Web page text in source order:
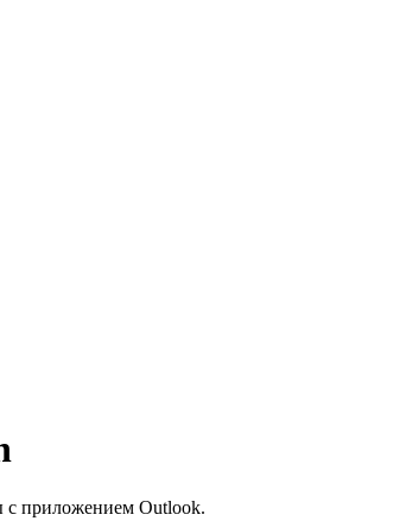
с приложением Outlook.